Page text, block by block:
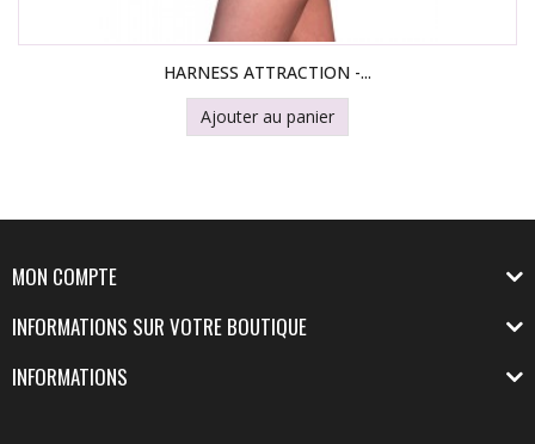
HARNESS ATTRACTION -...
Ajouter au panier
MON COMPTE
INFORMATIONS SUR VOTRE BOUTIQUE
INFORMATIONS